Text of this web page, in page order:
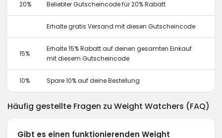
20% Beliebter Gutscheincode für 20% Rabatt
Erhalte gratis Versand mit diesen Gutscheincode
15%
Erhalte 15% Rabatt auf deinen gesamten Einkauf
mit diesem Gutscheincode
10% Spare 10% auf deine Bestellung
Häufig gestellte Fragen zu Weight Watchers (FAQ)
Gibt es einen funktionierenden Weight